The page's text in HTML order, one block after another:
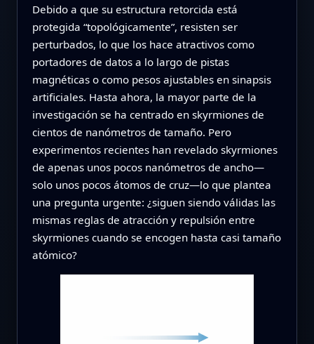
Debido a que su estructura retorcida está
protegida “topológicamente”, resisten ser
perturbados, lo que los hace atractivos como
portadores de datos a lo largo de pistas
magnéticas o como pesos ajustables en sinapsis
artificiales. Hasta ahora, la mayor parte de la
investigación se ha centrado en skyrmiones de
cientos de nanómetros de tamaño. Pero
experimentos recientes han revelado skyrmiones
de apenas unos pocos nanómetros de ancho—
solo unos pocos átomos de cruz—lo que plantea
una pregunta urgente: ¿siguen siendo válidas las
mismas reglas de atracción y repulsión entre
skyrmiones cuando se encogen hasta casi tamaño
atómico?